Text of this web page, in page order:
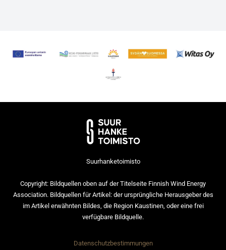
Suurhanketoimisto
Copyright: Bildquellen oben auf der Titelseite Finnish Wind Energy
Association. Bildquellen für Artikel: der ursprüngliche Herausgeber des
im Artikel erwähnten Bildes, die Region Kaustinen, oder eine frei
verfügbare Bildquelle.
Datenschutzbestimmungen